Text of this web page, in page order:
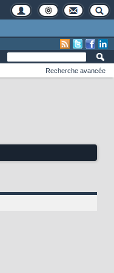
Recherche avancée